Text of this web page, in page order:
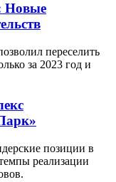
Новые
переселить
за 2023 год и
позиции в
реализации